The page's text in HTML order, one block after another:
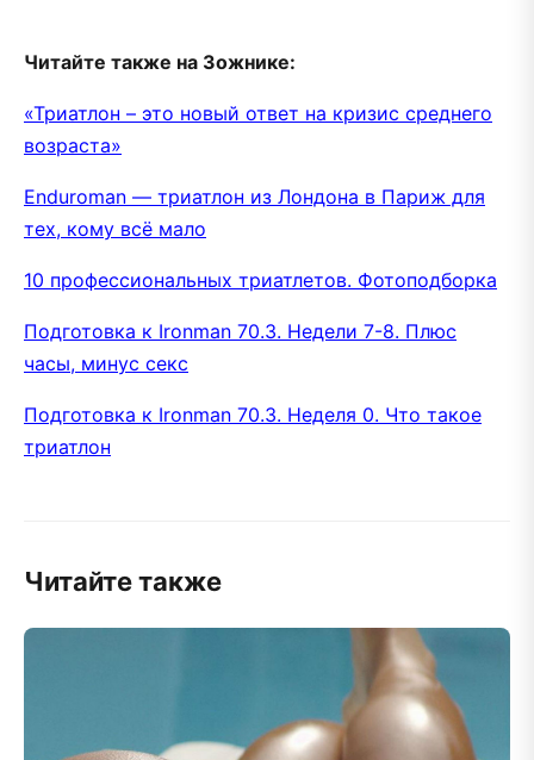
Читайте также на Зожнике:
«Триатлон – это новый ответ на кризис среднего
возраста»
Enduroman — триатлон из Лондона в Париж для
тех, кому всё мало
10 профессиональных триатлетов. Фотоподборка
Подготовка к Ironman 70.3. Недели 7-8. Плюс
часы, минус секс
Подготовка к Ironman 70.3. Неделя 0. Что такое
триатлон
Читайте также